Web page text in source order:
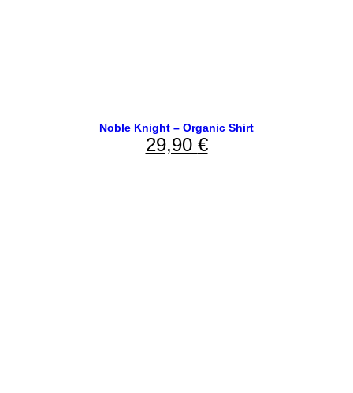
Noble Knight – Organic Shirt
29,90 €